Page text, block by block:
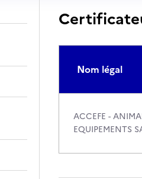
Nom légal
ACCEFE -
EQUIPEMENTS